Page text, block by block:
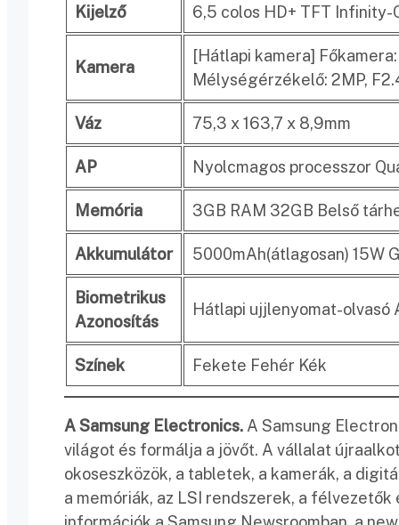
Kijelző 6,5 colos HD+ TFT Infinity-
Kamera
[Hátlapi kamera]
Mélységérzékelő: 2MP,
Váz 75,3 x 163,7 x 8,9mm
AP Nyolcmagos processzor
Memória 3GB RAM 32GB Belső
Akkumulátor 5000mAh(átlagosan) 15W
Biometrikus
Azonosítás
Hátlapi ujjlenyomat-olvasó
Színek Fekete Fehér Kék
A Samsung Electronics. A Samsung
világot és formálja a jövőt. A vállalat
okoseszközök, a tabletek, a kamerák, a
a memóriák, az LSI rendszerek, a